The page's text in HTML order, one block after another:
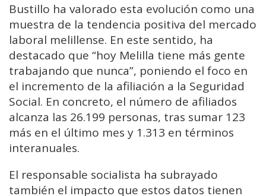
Bustillo ha valorado esta evolución como una
muestra de la tendencia positiva del mercado
laboral melillense. En este sentido, ha
destacado que “hoy Melilla tiene más gente
trabajando que nunca”, poniendo el foco en
el incremento de la afiliación a la Seguridad
Social. En concreto, el número de afiliados
alcanza las 26.199 personas, tras sumar 123
más en el último mes y 1.313 en términos
interanuales.
El responsable socialista ha subrayado
también el impacto que estos datos tienen